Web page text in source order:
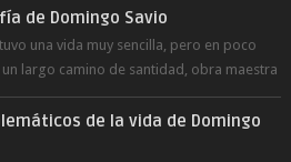
de Domingo Savio
una vida muy sencilla, pero en poco
largo camino de santidad, obra maestra
y fr...
de la vida de Domingo